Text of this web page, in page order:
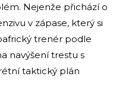
Nejenže přichází o
v zápase, který si
trenér podle
navýšení trestu s
taktický plán